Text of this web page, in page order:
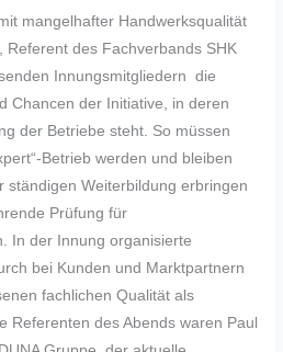
mangelhafter Handwerksqualität
Referent des Fachverbands SHK
Innungsmitgliedern die
Chancen der Initiative, in deren
der Betriebe steht. So müssen
Betrieb werden und bleiben
ständigen Weiterbildung erbringen
Prüfung für
In der Innung organisierte
bei Kunden und Marktpartnern
fachlichen Qualität als
Referenten des Abends waren Paul